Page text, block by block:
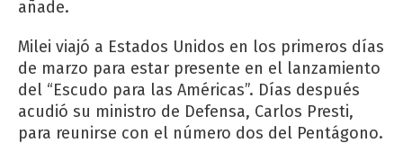
añade.
Milei viajó a Estados Unidos en los primeros días
de marzo para estar presente en el lanzamiento
del “Escudo para las Américas”. Días después
acudió su ministro de Defensa, Carlos Presti,
para reunirse con el número dos del Pentágono.